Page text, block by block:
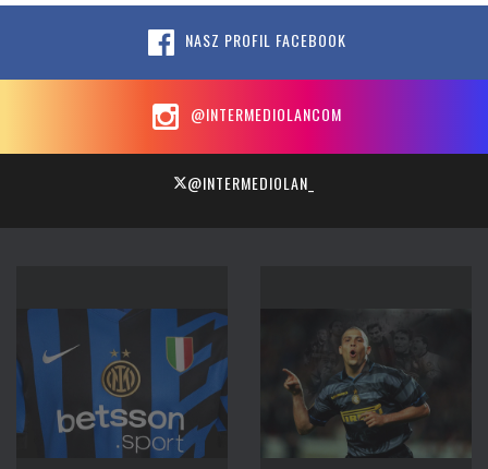
NASZ PROFIL FACEBOOK
@INTERMEDIOLANCOM
@INTERMEDIOLAN_